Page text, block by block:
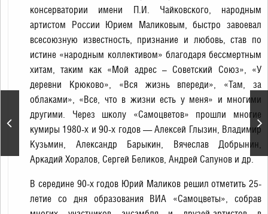
«Продавец игрушек». А.
Шелыгин. Спектакль
театра «Кремлёвский
балет»
консерватории имени П.И. Чайковского, народным
артистом России Юрием Маликовым, быстро завоевал
всесоюзную известность, признание и любовь, став по
истине «народным коллективом» благодаря бессмертным
хитам, таким как «Мой адрес – Советский Союз», «У
деревни Крюково», «Вся жизнь впереди», «Там, за
облаками», «Все, что в жизни есть у меня» и многими
другими. Через школу «Самоцветов» прошли многие
кумиры 1980-х и 90-х годов — Алексей Глызин, Владимир
Кузьмин, Александр Барыкин, Вячеслав Добрынин,
Аркадий Хоралов, Сергей Беликов, Андрей Сапунов и др.
В середине 90-х годов Юрий Маликов решил отметить 25-
летие со дня образования ВИА «Самоцветы», собрав